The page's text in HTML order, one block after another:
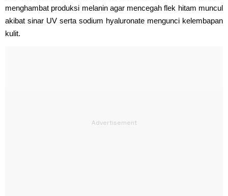
menghambat produksi melanin agar mencegah flek hitam muncul
akibat sinar UV serta sodium hyaluronate mengunci kelembapan
kulit.